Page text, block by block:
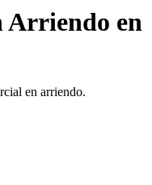
Arriendo en
en arriendo.